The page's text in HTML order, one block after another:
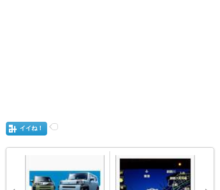
イイね！